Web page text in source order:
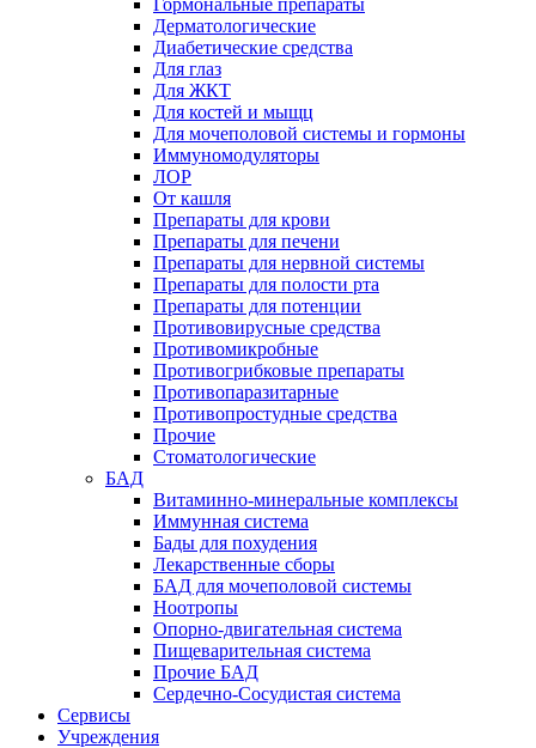
Гормональные препараты
Дерматологические
Диабетические средства
Для глаз
Для ЖКТ
Для костей и мыщц
Для мочеполовой системы и гормоны
Иммуномодуляторы
ЛОР
От кашля
Препараты для крови
Препараты для печени
Препараты для нервной системы
Препараты для полости рта
Препараты для потенции
Противовирусные средства
Противомикробные
Противогрибковые препараты
Противопаразитарные
Противопростудные средства
Прочие
Стоматологические
БАД
Витаминно-минеральные комплексы
Иммунная система
Бады для похудения
Лекарственные сборы
БАД для мочеполовой системы
Ноотропы
Опорно-двигательная система
Пищеварительная система
Прочие БАД
Сердечно-Сосудистая система
Сервисы
Учреждения